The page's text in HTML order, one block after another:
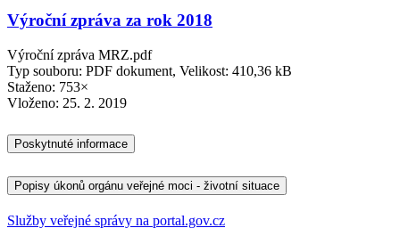
Výroční zpráva za rok 2018
Výroční zpráva MRZ.pdf
Typ souboru: PDF dokument, Velikost: 410,36 kB
Staženo: 753×
Vloženo: 25. 2. 2019
Poskytnuté informace
Popisy úkonů orgánu veřejné moci - životní situace
Služby veřejné správy na portal.gov.cz